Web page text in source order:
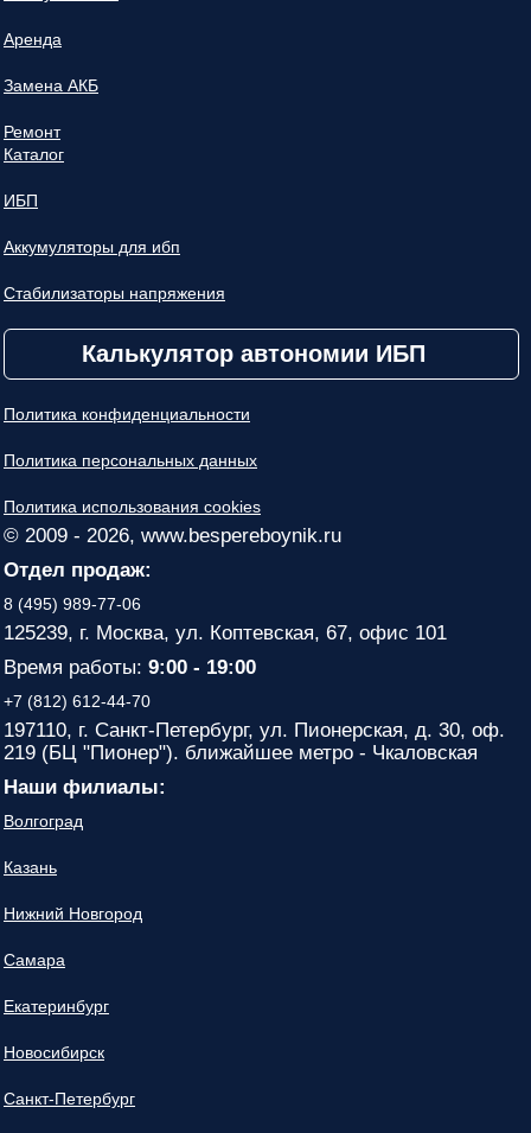
Аренда
Замена АКБ
Ремонт
Каталог
ИБП
Аккумуляторы для ибп
Стабилизаторы напряжения
Калькулятор автономии ИБП
Политика конфиденциальности
Политика персональных данных
Политика использования cookies
© 2009 - 2026, www.bespereboynik.ru
Отдел продаж:
8 (495) 989-77-06
125239, г. Москва, ул. Коптевская, 67, офис 101
Время работы: 9:00 - 19:00
+7 (812) 612-44-70
197110, г. Санкт-Петербург, ул. Пионерская, д. 30, оф.
219 (БЦ "Пионер"). ближайшее метро - Чкаловская
Наши филиалы:
Волгоград
Казань
Нижний Новгород
Самара
Екатеринбург
Новосибирск
Санкт-Петербург